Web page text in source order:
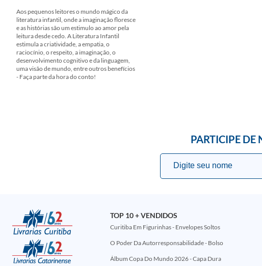
Aos pequenos leitores o mundo mágico da
literatura infantil, onde a imaginação floresce
e as histórias são um estimulo ao amor pela
leitura desde cedo. A Literatura Infantil
estimula a criatividade, a empatia, o
raciocínio, o respeito, a imaginação, o
desenvolvimento cognitivo e da linguagem,
uma visão de mundo, entre outros benefícios
- Faça parte da hora do conto!
PARTICIPE DE
TOP 10 + VENDIDOS
Curitiba Em Figurinhas - Envelopes Soltos
O Poder Da Autorresponsabilidade - Bolso
Álbum Copa Do Mundo 2026 - Capa Dura